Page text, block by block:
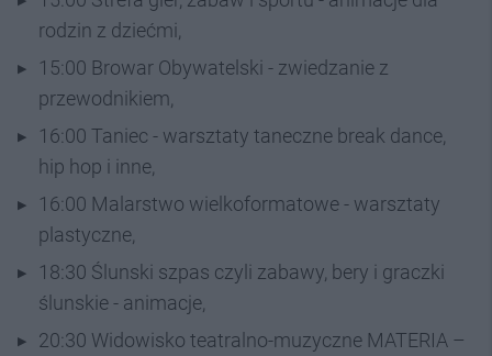
rodzin z dziećmi,
15:00 Browar Obywatelski - zwiedzanie z
przewodnikiem,
16:00 Taniec - warsztaty taneczne break dance,
hip hop i inne,
16:00 Malarstwo wielkoformatowe - warsztaty
plastyczne,
18:30 Ślunski szpas czyli zabawy, bery i graczki
ślunskie - animacje,
20:30 Widowisko teatralno-muzyczne MATERIA –